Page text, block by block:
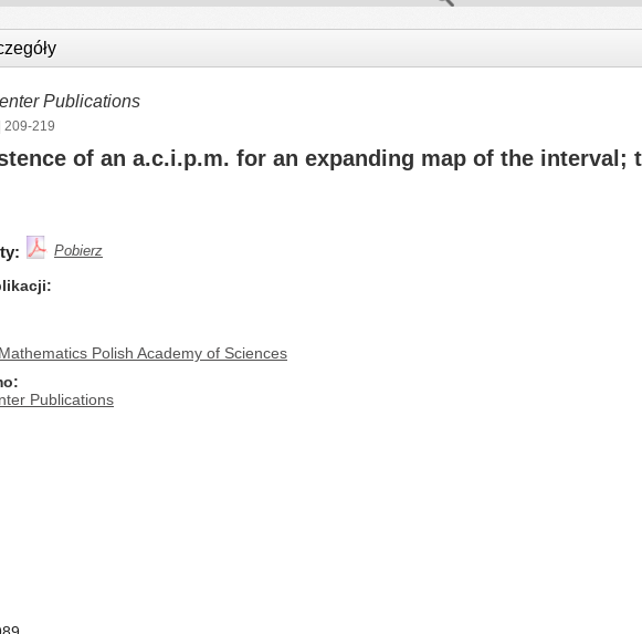
Publications
| 209-219
of an a.c.i.p.m. for an expanding map of the interval;
Pobierz
Polish Academy of Sciences
Publications